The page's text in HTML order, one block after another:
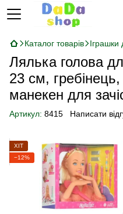
Каталог товарів Іграшки
Лялька голова
23 см,
манекен для
Артикул: 8415 Написати
ХІТ
−12%